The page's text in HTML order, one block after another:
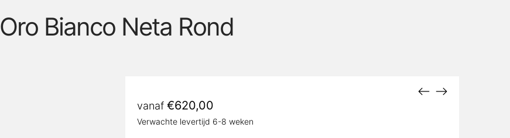
Oro Bianco Neta Rond
vanaf €620,00
Verwachte levertijd 6-8 weken